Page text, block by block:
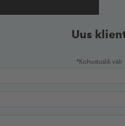
Uus
*Kohustuslik väli